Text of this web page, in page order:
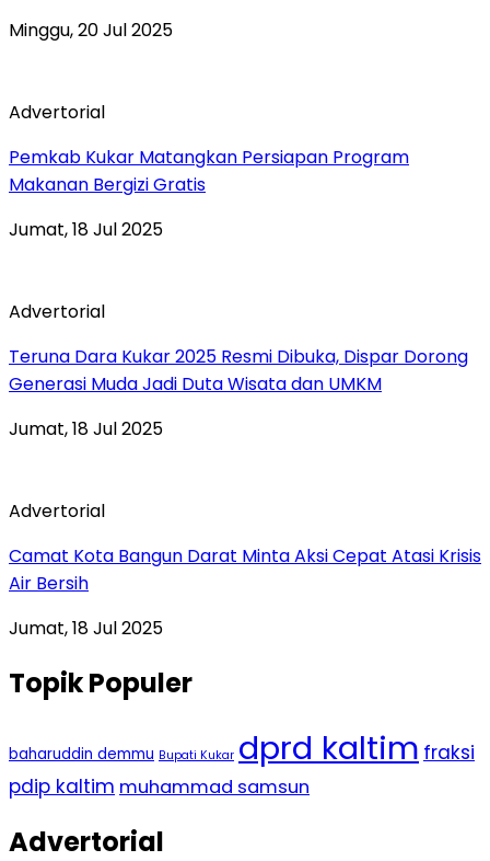
Minggu, 20 Jul 2025
Advertorial
Pemkab Kukar Matangkan Persiapan Program
Makanan Bergizi Gratis
Jumat, 18 Jul 2025
Advertorial
Teruna Dara Kukar 2025 Resmi Dibuka, Dispar Dorong
Generasi Muda Jadi Duta Wisata dan UMKM
Jumat, 18 Jul 2025
Advertorial
Camat Kota Bangun Darat Minta Aksi Cepat Atasi Krisis
Air Bersih
Jumat, 18 Jul 2025
Topik Populer
baharuddin demmu Bupati Kukar dprd kaltim fraksi
pdip kaltim muhammad samsun
Advertorial